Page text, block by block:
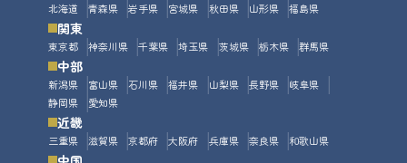
北海道 青森県 岩手県 宮城県 秋田県 山形県 福島県
関東
東京都 神奈川県 千葉県 埼玉県 茨城県 栃木県 群馬県
中部
新潟県 富山県 石川県 福井県 山梨県 長野県
岐阜県
静岡県
愛知県
近畿
三重県 滋賀県 京都府 大阪府 兵庫県 奈良県 和歌山県